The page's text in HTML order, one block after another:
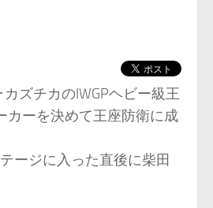
ズチカのIWGPヘビー級王
カーを決めて王座防衛に成
ージに入った直後に柴田